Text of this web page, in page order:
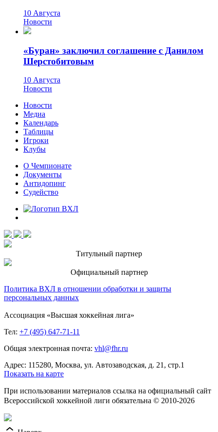
10 Августа
Новости
«Буран» заключил соглашение с Данилом
Шерстобитовым
10 Августа
Новости
Новости
Медиа
Календарь
Таблицы
Игроки
Клубы
О Чемпионате
Документы
Антидопинг
Судейство
Титульный партнер
Официальный партнер
Политика ВХЛ в отношении обработки и защиты
персональных данных
Ассоциация «Высшая хоккейная лига»
Тел: +7 (495) 647-71-11
Общая электронная почта: vhl@fhr.ru
Адрес: 115280, Москва, ул. Автозаводская, д. 21, стр.1
Показать на карте
При использовании материалов ссылка на официальный сайт
Всероссийской хоккейной лиги обязательна © 2010-2026